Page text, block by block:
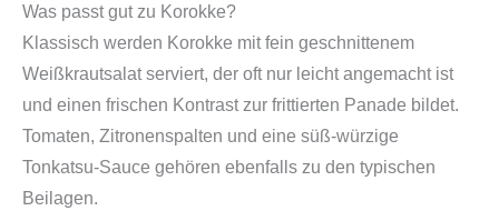
e
r
m
e
h
l
,
Was passt gut zu Korokke?
Klassisch werden Korokke mit fein geschnittenem
Weißkrautsalat serviert, der oft nur leicht angemacht ist
und einen frischen Kontrast zur frittierten Panade bildet.
Tomaten, Zitronenspalten und eine süß-würzige
Tonkatsu-Sauce gehören ebenfalls zu den typischen
Beilagen.